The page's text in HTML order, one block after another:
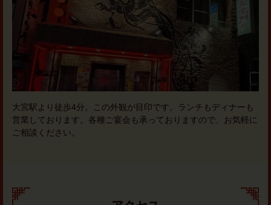
大宮駅より徒歩4分。この外観が目印です。ランチもディナーも
営業しております。各種ご宴会も承っておりますので、お気軽に
ご相談ください。